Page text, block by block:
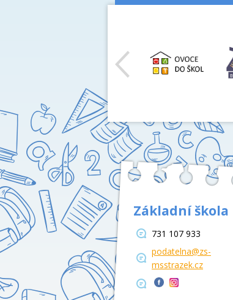
Základní škola
731 107 933
podatelna@zs-
msstrazek.cz